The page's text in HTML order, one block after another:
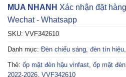
MUA NHANH Xác nhận đặt
Wechat - Whatsapp
SKU: VVF342610
Danh mục: Đèn chiếu sáng, đèn tín hiệu
Thẻ: ốp mặt đèn hậu vinfast ốp mặt
2022-2026 VVF342610